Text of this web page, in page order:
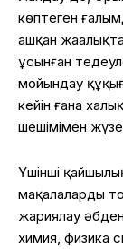
көптеген
ашқан
ұсынған
мойындау
кейін ғана
шешімімен
Үшінші
мақалаларды
жариялау
химия, физика